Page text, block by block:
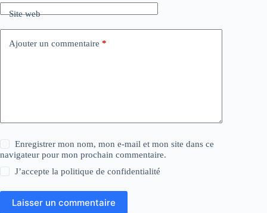
Site web
Ajouter un commentaire *
Enregistrer mon nom, mon e-mail et mon site dans ce
navigateur pour mon prochain commentaire.
J’accepte lapolitique de confidentialité
Laisser un commentaire